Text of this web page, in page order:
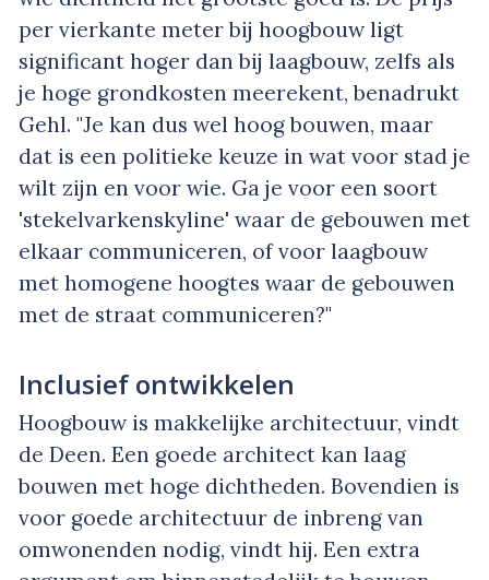
per vierkante meter bij hoogbouw ligt
significant hoger dan bij laagbouw, zelfs als
je hoge grondkosten meerekent, benadrukt
Gehl. "Je kan dus wel hoog bouwen, maar
dat is een politieke keuze in wat voor stad je
wilt zijn en voor wie. Ga je voor een soort
'stekelvarkenskyline' waar de gebouwen met
elkaar communiceren, of voor laagbouw
met homogene hoogtes waar de gebouwen
met de straat communiceren?"
Inclusief ontwikkelen
Hoogbouw is makkelijke architectuur, vindt
de Deen. Een goede architect kan laag
bouwen met hoge dichtheden. Bovendien is
voor goede architectuur de inbreng van
omwonenden nodig, vindt hij. Een extra